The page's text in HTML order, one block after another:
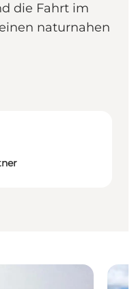
die Fahrt im
naturnahen